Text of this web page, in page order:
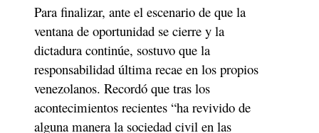
Para finalizar, ante el escenario de que la
ventana de oportunidad se cierre y la
dictadura continúe, sostuvo que la
responsabilidad última recae en los propios
venezolanos. Recordó que tras los
acontecimientos recientes “ha revivido de
alguna manera la sociedad civil en las